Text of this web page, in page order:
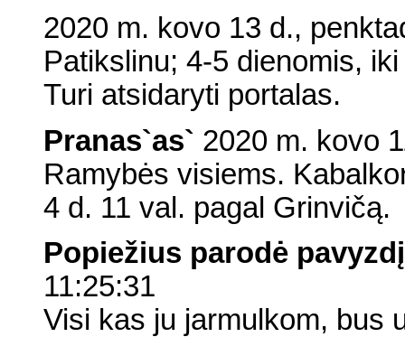
2020 m. kovo 13 d.,
Patikslinu; 4-5 dienomis,
Turi atsidaryti portalas.
Pranas`as` 2020 m. kovo
Ramybės visiems.
4 d. 11 val. pagal Grinvičą.
Popiežius parodė pavyzdį
11:25:31
Visi kas ju jarmulkom, bus